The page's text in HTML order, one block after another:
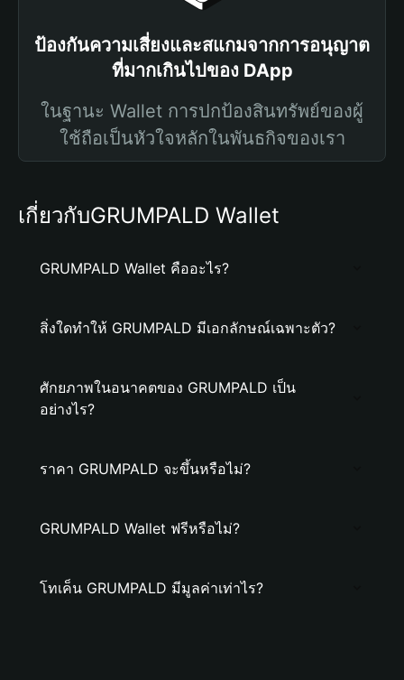
ป้องกันความเสี่ยงและสแกมจากการอนุญาต
ที่มากเกินไปของ DApp
ในฐานะ Wallet การปกป้องสินทรัพย์ของผู้
ใช้ถือเป็นหัวใจหลักในพันธกิจของเรา
เกี่ยวกับGRUMPALD Wallet
GRUMPALD Wallet คืออะไร?
สิ่งใดทำให้ GRUMPALD มีเอกลักษณ์เฉพาะตัว?
ศักยภาพในอนาคตของ GRUMPALD เป็น
อย่างไร?
ราคา GRUMPALD จะขึ้นหรือไม่?
GRUMPALD Wallet ฟรีหรือไม่?
โทเค็น GRUMPALD มีมูลค่าเท่าไร?